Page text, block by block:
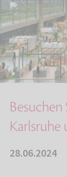
Start Über uns
Besuchen Sie uns
Besuchen
28.06.2024